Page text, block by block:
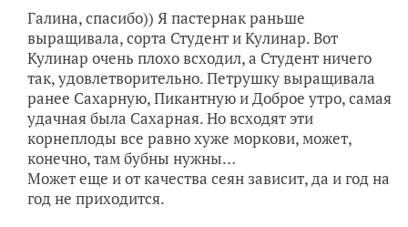
Галина, спасибо)) Я пастернак раньше
выращивала, сорта Студент и Кулинар. Вот
Кулинар очень плохо всходил, а Студент ничего
так, удовлетворительно. Петрушку выращивала
ранее Сахарную, Пикантную и Доброе утро, самая
удачная была Сахарная. Но всходят эти
корнеплоды все равно хуже моркови, может,
конечно, там бубны нужны…
Может еще и от качества сеян зависит, да и год на
год не приходится.